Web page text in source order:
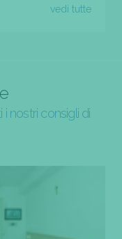
vedi tutte
nostri consigli di